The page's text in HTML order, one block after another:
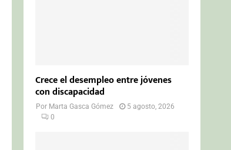
Crece el desempleo entre jóvenes
con discapacidad
Por Marta Gasca Gómez
5 agosto, 2026
0